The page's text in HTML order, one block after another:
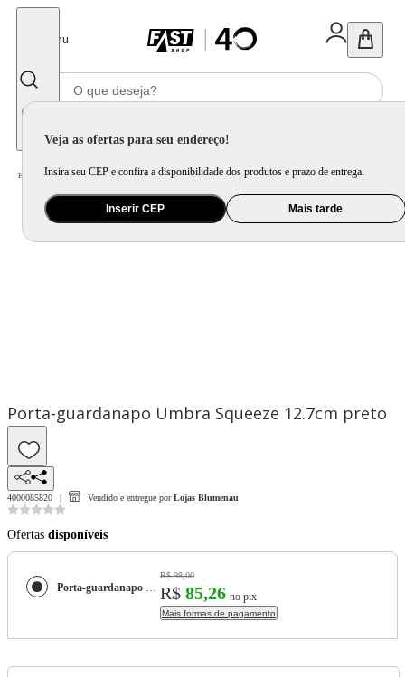
Menu
Veja as ofertas para seu endereço!
Insira seu CEP e confira a disponibilidade dos produtos e prazo de entrega.
Inserir CEP Mais tarde
Home Utilidade Doméstica Mesa / Organização de Mesa
Porta-guardanapo Umbra Squeeze 12.7cm preto
4000085820 Vendido e entregue por Lojas Blumenau
Ofertas disponíveis
Porta-guardanapo Umbra Squeeze 12.7cm preto
R$ 98,00
R$ 85,26 no pix
Mais formas de pagamento